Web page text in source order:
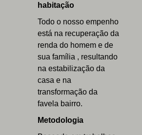
habitação
Todo o nosso empenho
está na recuperação da
renda do homem e de
sua família , resultando
na estabilização da
casa e na
transformação da
favela bairro.
Metodologia